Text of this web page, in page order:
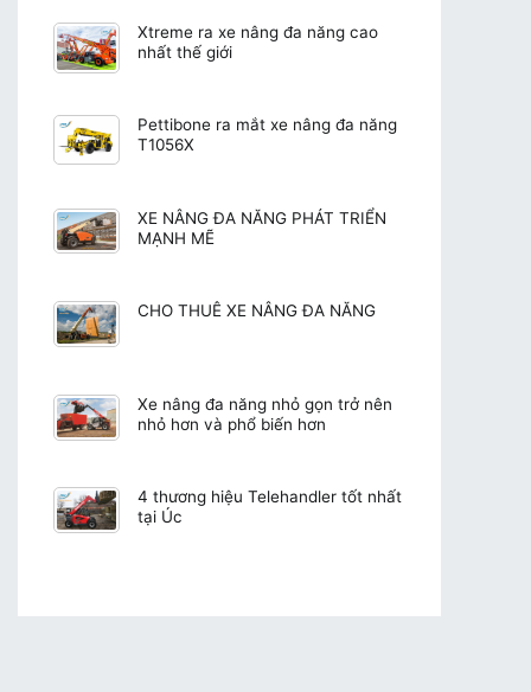
Xtreme ra xe nâng đa năng cao
nhất thế giới
Pettibone ra mắt xe nâng đa năng
T1056X
XE NÂNG ĐA NĂNG PHÁT TRIỂN
MẠNH MẼ
CHO THUÊ XE NÂNG ĐA NĂNG
Xe nâng đa năng nhỏ gọn trở nên
nhỏ hơn và phổ biến hơn
4 thương hiệu Telehandler tốt nhất
tại Úc